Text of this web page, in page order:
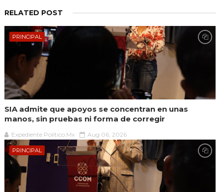
RELATED POST
PRINCIPAL
SIA admite que apoyos se concentran en unas
manos, sin pruebas ni forma de corregir
Expediente Político.Mx Aug 06, 2026
PRINCIPAL